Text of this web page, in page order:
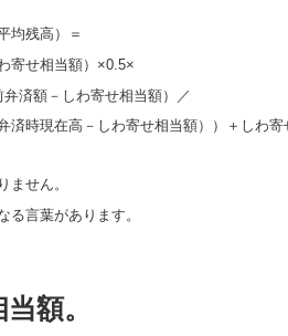
均残高）＝
寄せ相当額）×0.5×
額－しわ寄せ相当額）／
在高－しわ寄せ相当額））＋しわ寄
ません。
る言葉があります。
額。